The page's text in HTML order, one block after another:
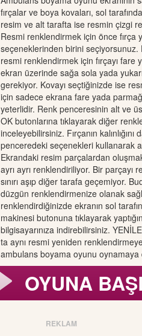
fırçalar ve boya kovaları, sol
resim ve alt tarafta ise resmin çizgi
Resmi renklendirmek için önce fırça
seçeneklerinden birini seçiyorsunuz.
resmi renklendirmek için fırçayı fare
ekran üzerinde sağa sola yada
gerekiyor. Kovayı seçtiğinizde ise
için sadece ekrana fare yada
yeterlidir. Renk penceresinin alt ve
OK butonlarına tıklayarak diğer
inceleyebilirsiniz. Fırçanın kalınlığını
penceredeki seçenekleri kullanarak
Ekrandaki resim parçalardan
ayrı ayrı renklendiriliyor. Bir parçayı
sınırı aşıp diğer tarafa geçemiyor.
düzgün renklendirmenize olanak
renklendirdiğinizde ekranın sol
makinesi butonuna tıklayarak
bilgisayarınıza indirebilirsiniz.
ta aynı resmi yeniden
ambulans boyama oyunu
OYUNA
REKLAM